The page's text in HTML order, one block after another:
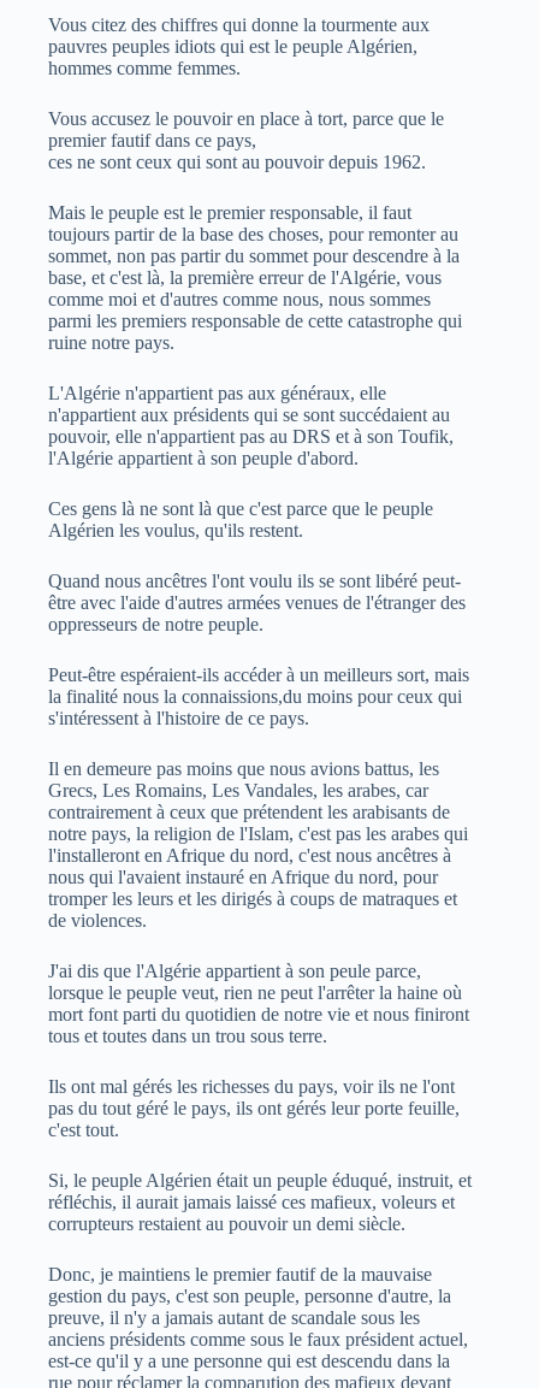
Vous citez des chiffres qui donne la tourmente aux
pauvres peuples idiots qui est le peuple Algérien,
hommes comme femmes.
Vous accusez le pouvoir en place à tort, parce que le
premier fautif dans ce pays,
ces ne sont ceux qui sont au pouvoir depuis 1962.
Mais le peuple est le premier responsable, il faut
toujours partir de la base des choses, pour remonter au
sommet, non pas partir du sommet pour descendre à la
base, et c'est là, la première erreur de l'Algérie, vous
comme moi et d'autres comme nous, nous sommes
parmi les premiers responsable de cette catastrophe qui
ruine notre pays.
L'Algérie n'appartient pas aux généraux, elle
n'appartient aux présidents qui se sont succédaient au
pouvoir, elle n'appartient pas au DRS et à son Toufik,
l'Algérie appartient à son peuple d'abord.
Ces gens là ne sont là que c'est parce que le peuple
Algérien les voulus, qu'ils restent.
Quand nous ancêtres l'ont voulu ils se sont libéré peut-
être avec l'aide d'autres armées venues de l'étranger des
oppresseurs de notre peuple.
Peut-être espéraient-ils accéder à un meilleurs sort, mais
la finalité nous la connaissions,du moins pour ceux qui
s'intéressent à l'histoire de ce pays.
Il en demeure pas moins que nous avions battus, les
Grecs, Les Romains, Les Vandales, les arabes, car
contrairement à ceux que prétendent les arabisants de
notre pays, la religion de l'Islam, c'est pas les arabes qui
l'installeront en Afrique du nord, c'est nous ancêtres à
nous qui l'avaient instauré en Afrique du nord, pour
tromper les leurs et les dirigés à coups de matraques et
de violences.
J'ai dis que l'Algérie appartient à son peule parce,
lorsque le peuple veut, rien ne peut l'arrêter la haine où
mort font parti du quotidien de notre vie et nous finiront
tous et toutes dans un trou sous terre.
Ils ont mal gérés les richesses du pays, voir ils ne l'ont
pas du tout géré le pays, ils ont gérés leur porte feuille,
c'est tout.
Si, le peuple Algérien était un peuple éduqué, instruit, et
réfléchis, il aurait jamais laissé ces mafieux, voleurs et
corrupteurs restaient au pouvoir un demi siècle.
Donc, je maintiens le premier fautif de la mauvaise
gestion du pays, c'est son peuple, personne d'autre, la
preuve, il n'y a jamais autant de scandale sous les
anciens présidents comme sous le faux président actuel,
est-ce qu'il y a une personne qui est descendu dans la
rue pour réclamer la comparution des mafieux devant